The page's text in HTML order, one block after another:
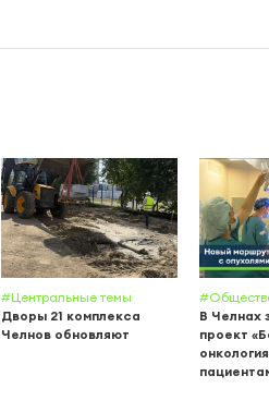
#Центральные темы
Дворы 21 комплекса
Челнов обновляют
В Челнах
проект